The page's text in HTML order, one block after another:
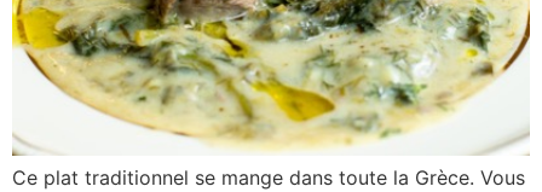
Ce plat traditionnel se mange dans toute la Grèce. Vous